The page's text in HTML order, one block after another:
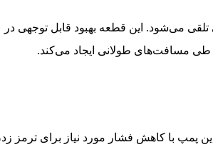
می‌شود. این قطعه بهبود قابل توجهی
مسافت‌های طولانی ایجاد می‌کند.
پمپ با کاهش فشار مورد نیاز برای